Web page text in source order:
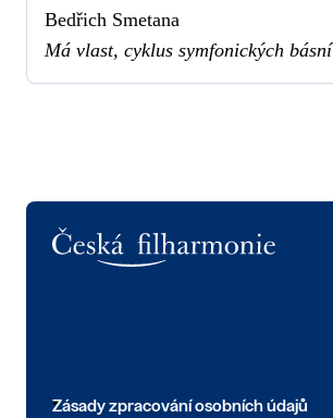
Bedřich Smetana
Má vlast, cyklus symfonických básní
Zásady zpracování osobních údajů